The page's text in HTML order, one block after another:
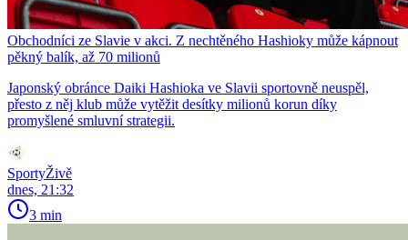
Obchodníci ze Slavie v akci. Z nechtěného Hashioky může kápnout
pěkný balík, až 70 milionů
Japonský obránce Daiki Hashioka ve Slavii sportovně neuspěl,
přesto z něj klub může vytěžit desítky milionů korun díky
promyšlené smluvní strategii.
SportyŽivě
dnes, 21:32
3 min